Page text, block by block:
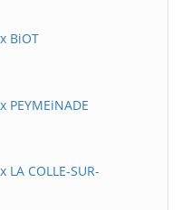
BiOT
COLLE-SUR-